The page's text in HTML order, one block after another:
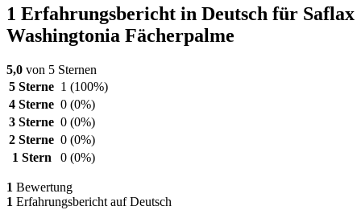
1 Erfahrungsbericht in Deutsch für Saflax
Washingtonia Fächerpalme
5,0 von 5 Sternen
5 Sterne 1 (100%)
4 Sterne 0 (0%)
3 Sterne 0 (0%)
2 Sterne 0 (0%)
1 Stern
0 (0%)
1 Bewertung
1 Erfahrungsbericht auf Deutsch